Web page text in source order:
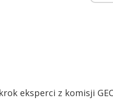
eksperci z komisji